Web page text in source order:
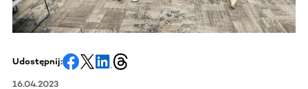
Udostępnij:
16.04.2023